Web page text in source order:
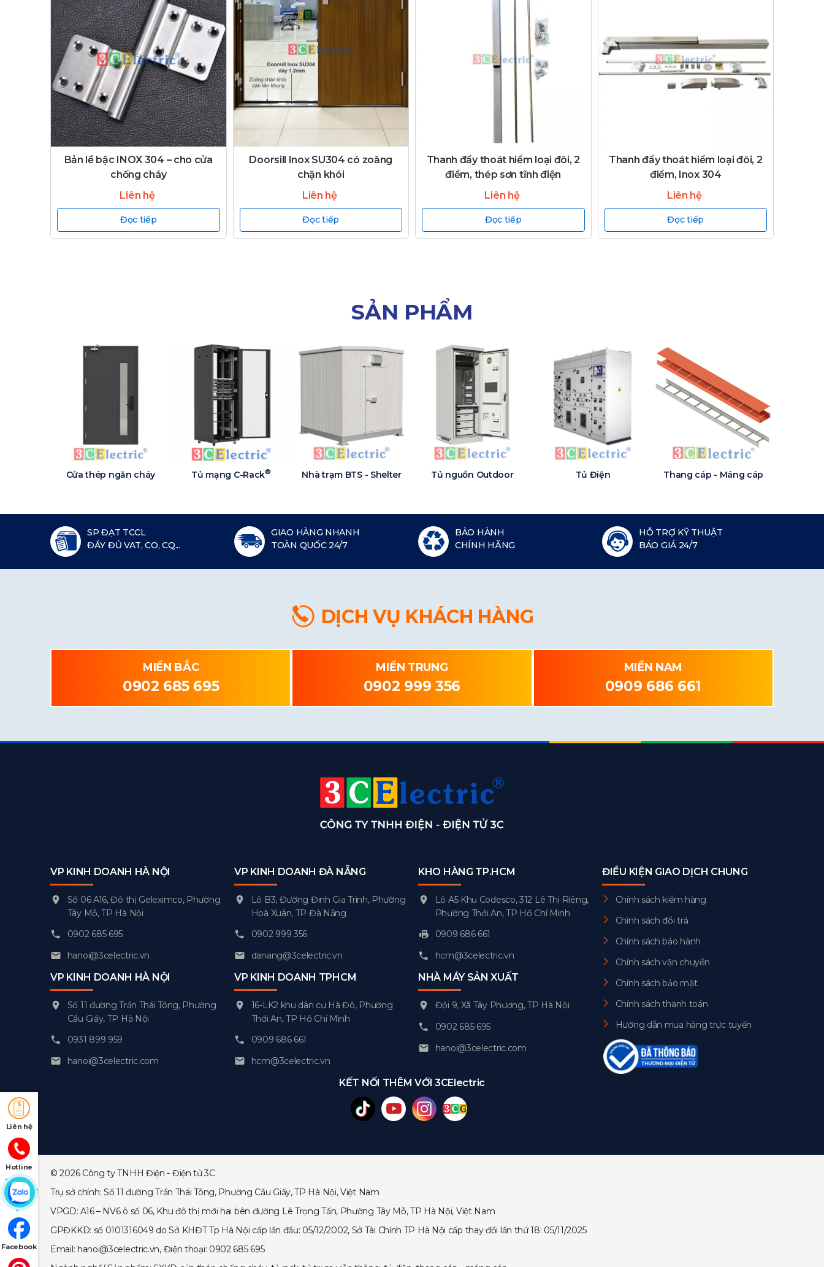
Bản lề bậc INOX 304 – cho cửa
chống cháy
Liên hệ
Đọc tiếp
Doorsill Inox SU304 có zoăng
chặn khói
Liên hệ
Đọc tiếp
Thanh đẩy thoát hiểm loại đôi, 2
điểm, thép sơn tĩnh điện
Liên hệ
Đọc tiếp
Thanh đẩy thoát hiểm loại đôi, 2
điểm, Inox 304
Liên hệ
Đọc tiếp
SẢN PHẨM
Cửa thép ngăn cháy Tủ mạng C-Rack® Nhà trạm BTS - Shelter Tủ nguồn Outdoor Tủ Điện Thang cáp - Máng cáp
Liên hệ
Hotline
Facebook
SP ĐẠT TCCL
ĐẦY ĐỦ VAT, CO, CQ...
GIAO HÀNG NHANH
TOÀN QUỐC 24/7
BẢO HÀNH
CHÍNH HÃNG
HỖ TRỢ KỸ THUẬT
BÁO GIÁ 24/7
DỊCH VỤ KHÁCH HÀNG
MIỀN BẮC
0902 685 695
MIỀN TRUNG
0902 999 356
MIỀN NAM
0909 686 661
VP KINH DOANH HÀ NỘI
Số 06 A16, Đô thị Geleximco, Phường
Tây Mỗ, TP Hà Nội
0902 685 695
hanoi@3celectric.vn
VP KINH DOANH HÀ NỘI
Số 11 đường Trần Thái Tông, Phường
Cầu Giấy, TP Hà Nội
0931 899 959
hanoi@3celectric.com
VP KINH DOANH ĐÀ NẴNG
Lô B3, Đường Đinh Gia Trinh, Phường
Hoà Xuân, TP Đà Nẵng
0902 999 356
danang@3celectric.vn
VP KINH DOANH TPHCM
16-LK2 khu dân cư Hà Đô, Phường
Thới An, TP Hồ Chí Minh
0909 686 661
hcm@3celectric.vn
KHO HÀNG TP.HCM
Lô A5 Khu Codesco, 312 Lê Thị Riêng,
Phường Thới An, TP Hồ Chí Minh
0909 686 661
hcm@3celectric.vn
NHÀ MÁY SẢN XUẤT
Đội 9, Xã Tây Phương, TP Hà Nội
0902 685 695
hanoi@3celectric.com
ĐIỀU KIỆN GIAO DỊCH CHUNG
Chính sách kiểm hàng
Chính sách đổi trả
Chính sách bảo hành
Chính sách vận chuyển
Chính sách bảo mật
Chính sách thanh toán
Hướng dẫn mua hàng trực tuyến
KẾT NỐI THÊM VỚI 3CElectric
© 2026 Công ty TNHH Điện - Điện tử 3C
Trụ sở chính: Số 11 đường Trần Thái Tông, Phường Cầu Giấy, TP Hà Nội, Việt Nam
VPGD: A16 – NV6 ô số 06, Khu đô thị mới hai bên đường Lê Trọng Tấn, Phường Tây Mỗ, TP Hà Nội, Việt Nam
GPĐKKD: số 0101316049 do Sở KHĐT Tp Hà Nội cấp lần đầu: 05/12/2002, Sở Tài Chính TP Hà Nội cấp thay đổi lần thứ 18: 05/11/2025
Email: hanoi@3celectric.vn, Điện thoại: 0902 685 695